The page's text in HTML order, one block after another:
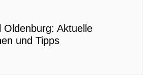
Oldenburg: Aktuelle
und Tipps